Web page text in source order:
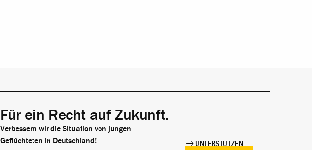
Für ein Recht auf Zukunft.
Verbessern wir die Situation von jungen
Geflüchteten in Deutschland!
UNTERSTÜTZEN